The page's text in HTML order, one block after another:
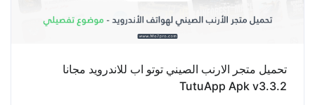
تحميل متجر الارنب الصيني توتو اب للاندرويد مجانا
TutuApp Apk v3.3.2